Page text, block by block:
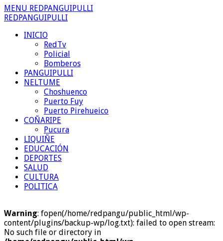
MENU REDPANGUIPULLI
REDPANGUIPULLI
INICIO
RedTv
Policial
Bomberos
PANGUIPULLI
NELTUME
Choshuenco
Puerto Fuy
Puerto Pirehueico
COÑARIPE
Pucura
LIQUIÑE
EDUCACIÓN
DEPORTES
SALUD
CULTURA
POLITICA
Warning: fopen(/home/redpangu/public_html/wp-
content/plugins/backup-wp/log.txt): failed to open stream:
No such file or directory in